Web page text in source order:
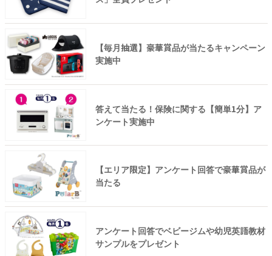
【毎月抽選】豪華賞品が当たるキャンペーン
実施中
答えて当たる！保険に関する【簡単1分】ア
ンケート実施中
【エリア限定】アンケート回答で豪華賞品が
当たる
アンケート回答でベビージムや幼児英語教材
サンプルをプレゼント